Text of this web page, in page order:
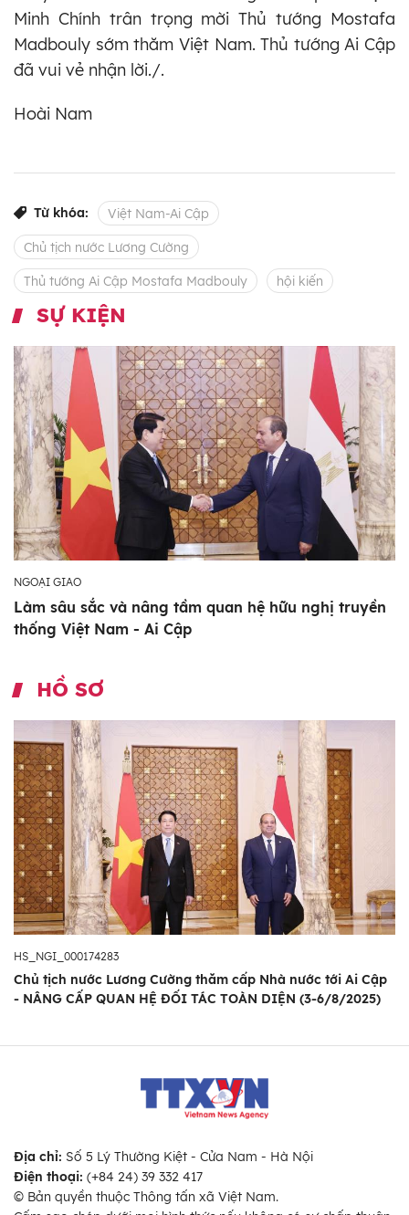
Minh Chính trân trọng mời Thủ tướng Mostafa
Madbouly sớm thăm Việt Nam. Thủ tướng Ai Cập
đã vui vẻ nhận lời./.
Hoài Nam
Từ khóa: Việt Nam-Ai Cập
Chủ tịch nước Lương Cường
Thủ tướng Ai Cập Mostafa Madbouly hội kiến
SỰ KIỆN
NGOẠI GIAO
Làm sâu sắc và nâng tầm quan hệ hữu nghị truyền
thống Việt Nam - Ai Cập
HỒ SƠ
HS_NGI_000174283
Chủ tịch nước Lương Cường thăm cấp Nhà nước tới Ai Cập
- NÂNG CẤP QUAN HỆ ĐỐI TÁC TOÀN DIỆN (3-6/8/2025)
Địa chỉ: Số 5 Lý Thường Kiệt - Cửa Nam - Hà Nội
Điện thoại: (+84 24) 39 332 417
© Bản quyền thuộc Thông tấn xã Việt Nam.